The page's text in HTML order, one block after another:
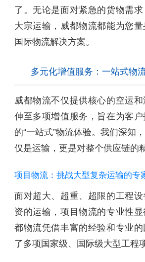
了。无论是面对紧急的货物需
大宗运输，威都物流都能为您
国际物流解决方案。
多元化增值服务：一站式物
威都物流不仅提供核心的空运
伸至多项增值服务，旨在为客
的“一站式”物流体验。我们深知
仅是运输，更是对整个供应链的
项目物流：挑战大型复杂运输的专
面对超大、超重、超限的工程
资的运输，项目物流的专业性
都物流凭借丰富的经验和专业
了多项国家级、国际级大型工程